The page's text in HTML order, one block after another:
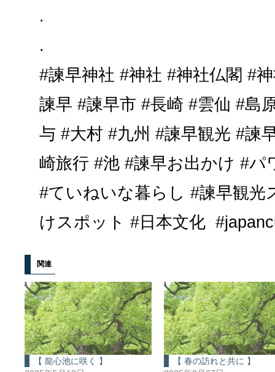
.
.
#諫早神社 #神社 #神社仏閣 #
諫早 #諫早市 #長崎 #雲仙 #島
与 #大村 #九州 #諫早観光 #諫
崎旅行 #池 #諫早お出かけ #パ
#ていねいな暮らし #諫早観光
けスポット #日本文化
関連
【 龍心池に咲く 】
【 春の訪れと共に 】